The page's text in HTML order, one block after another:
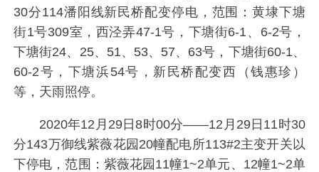
30分114潘阳线新民桥配变停电，范围：黄埭下塘
街1号309室，西泾弄47-1号，下塘街6-1、6-2号，
下塘街24、25、51、53、57、63号，下塘街60-1、
60-2号，下塘浜54号，新民桥配变西（钱惠珍）
等，天雨照停。
2020年12月29日8时00分——12月29日11时30
分143万御线紫薇花园20幢配电所113#2主变开关以
下停电，范围：紫薇花园11幢1~2单元、12幢1~2单